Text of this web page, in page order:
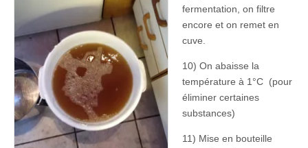
fermentation, on filtre
encore et on remet en
cuve.
10) On abaisse la
température à 1°C (pour
éliminer certaines
substances)
11) Mise en bouteille